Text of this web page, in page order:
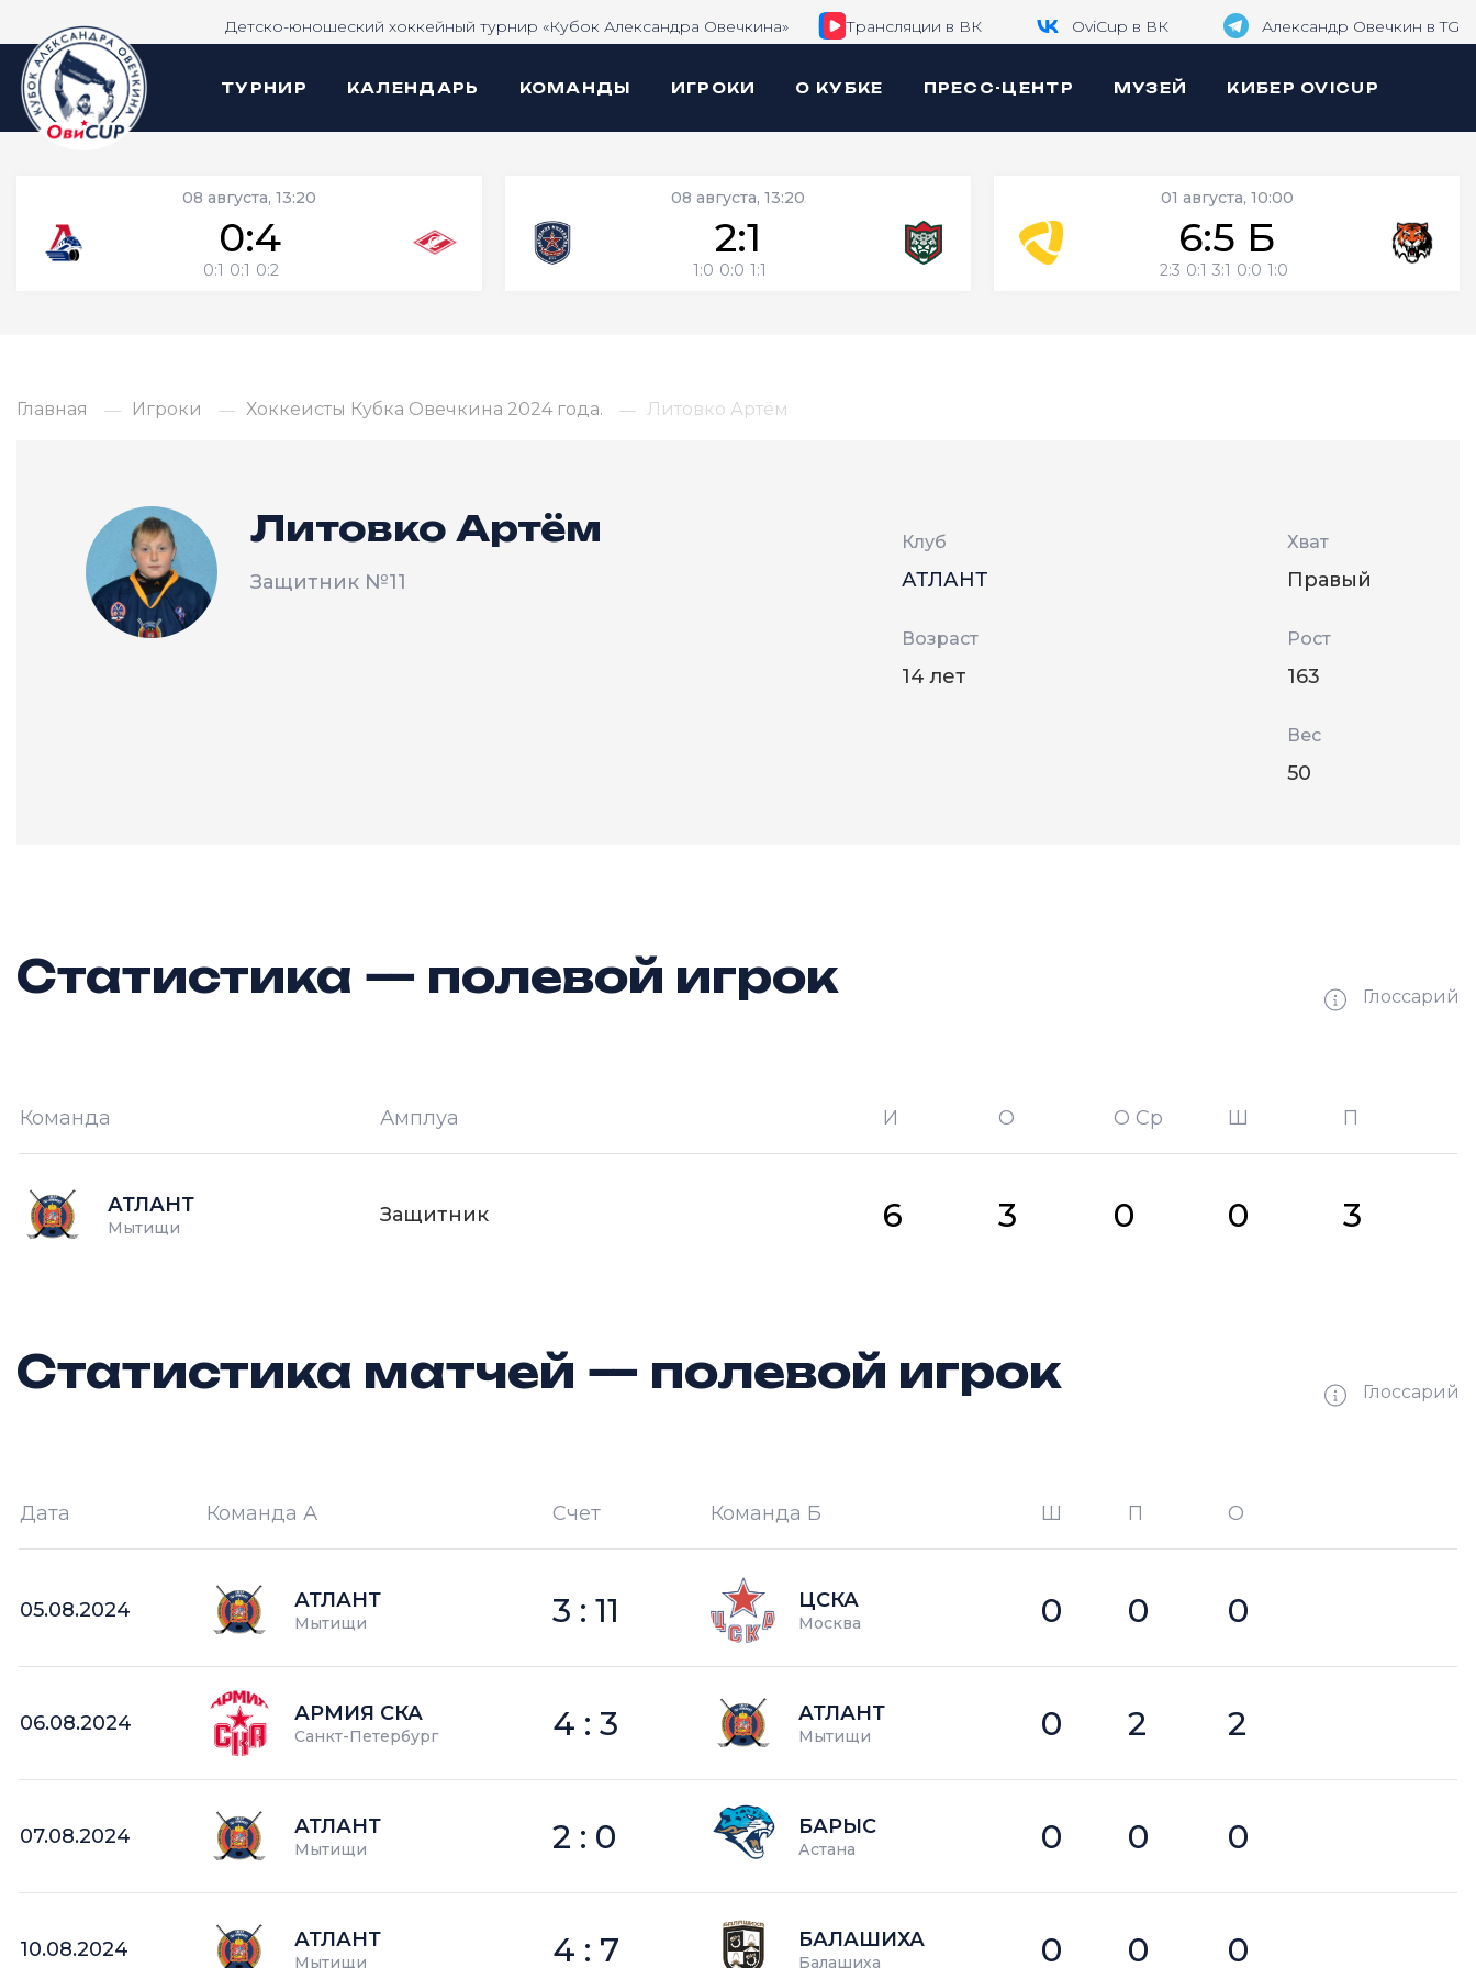
Детско-юношеский хоккейный турнир «Кубок Александра Овечкина» Трансляции в ВК OviCup в ВК Александр Овечкин в TG
ТУРНИР КАЛЕНДАРЬ КОМАНДЫ ИГРОКИ О КУБКЕ ПРЕСС-ЦЕНТР МУЗЕЙ КИБЕР OVICUP
08 августа, 13:20
0:4
0:1 0:1 0:2
08 августа, 13:20
2:1
1:0 0:0 1:1
01 августа, 10:00
6:5 Б
2:3 0:1 3:1 0:0 1:0
Главная Игроки Хоккеисты Кубка Овечкина 2024 года. Литовко Артём
Литовко Артём
Защитник №11
Клуб
АТЛАНТ
Возраст
14 лет
Хват
Правый
Рост
163
Вес
50
Статистика — полевой игрок Глоссарий
Команда Амплуа И О О Ср Ш П
АТЛАНТ
Мытищи
Защитник 6 3 0 0 3
Статистика матчей — полевой игрок Глоссарий
Дата Команда А Счет Команда Б Ш П О
05.08.2024 АТЛАНТ
Мытищи 3 : 11 ЦСКА
Москва 0 0 0
06.08.2024 АРМИЯ СКА
Санкт-Петербург 4 : 3 АТЛАНТ
Мытищи 0 2 2
07.08.2024 АТЛАНТ
Мытищи 2 : 0 БАРЫС
Астана 0 0 0
10.08.2024 АТЛАНТ
Мытищи 4 : 7 БАЛАШИХА
Балашиха 0 0 0